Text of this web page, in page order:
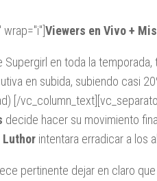
Viewers en Vivo +
Supergirl en toda la
en subida, subiendo casi
[/
decide hacer su movimiento
intentara erradicar a los
pertinente dejar en claro